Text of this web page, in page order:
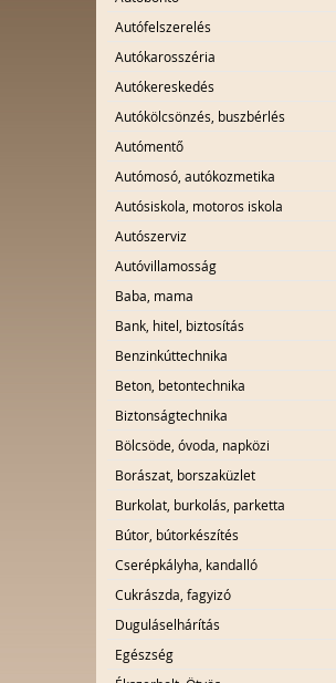
Autófelszerelés
Autókarosszéria
Autókereskedés
Autókölcsönzés, buszbérlés
Autómentő
Autómosó, autókozmetika
Autósiskola, motoros iskola
Autószerviz
Autóvillamosság
Baba, mama
Bank, hitel, biztosítás
Benzinkúttechnika
Beton, betontechnika
Biztonságtechnika
Bölcsöde, óvoda, napközi
Borászat, borszaküzlet
Burkolat, burkolás, parketta
Bútor, bútorkészítés
Cserépkályha, kandalló
Cukrászda, fagyizó
Duguláselhárítás
Egészség